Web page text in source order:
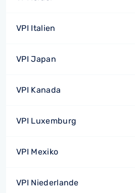
VPI Italien
VPI Japan
VPI Kanada
VPI Luxemburg
VPI Mexiko
VPI Niederlande